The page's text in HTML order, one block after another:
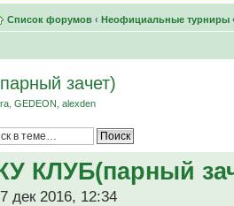
Список форумов ‹ Неофициальные турниры
зачет)
GEDEON alexden
КЛУБ(парный
дек 2016, 12:34